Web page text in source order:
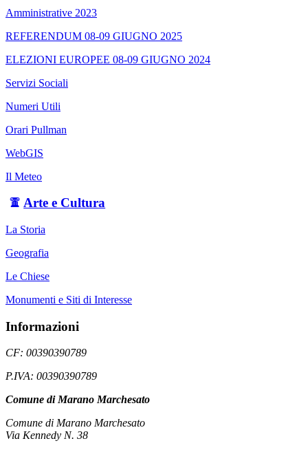
Amministrative 2023
REFERENDUM 08-09 GIUGNO 2025
ELEZIONI EUROPEE 08-09 GIUGNO 2024
Servizi Sociali
Numeri Utili
Orari Pullman
WebGIS
Il Meteo
Arte e Cultura
La Storia
Geografia
Le Chiese
Monumenti e Siti di Interesse
Informazioni
CF: 00390390789
P.IVA: 00390390789
Comune di Marano Marchesato
Comune di Marano Marchesato
Via Kennedy N. 38